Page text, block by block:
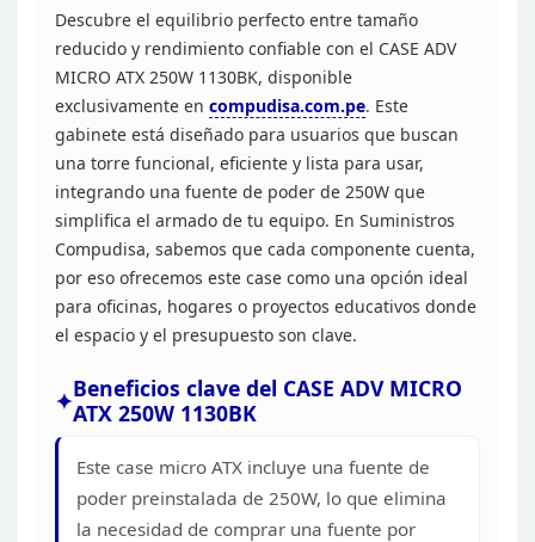
Descubre el equilibrio perfecto entre tamaño
reducido y rendimiento confiable con el CASE ADV
MICRO ATX 250W 1130BK, disponible
exclusivamente en compudisa.com.pe. Este
gabinete está diseñado para usuarios que buscan
una torre funcional, eficiente y lista para usar,
integrando una fuente de poder de 250W que
simplifica el armado de tu equipo. En Suministros
Compudisa, sabemos que cada componente cuenta,
por eso ofrecemos este case como una opción ideal
para oficinas, hogares o proyectos educativos donde
el espacio y el presupuesto son clave.
Beneficios clave del CASE ADV MICRO
ATX 250W 1130BK
Este case micro ATX incluye una fuente de
poder preinstalada de 250W, lo que elimina
la necesidad de comprar una fuente por